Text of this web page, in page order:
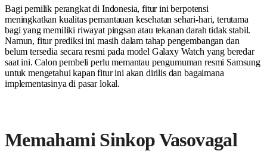
Bagi pemilik perangkat di Indonesia, fitur ini berpotensi
meningkatkan kualitas pemantauan kesehatan sehari-hari, terutama
bagi yang memiliki riwayat pingsan atau tekanan darah tidak stabil.
Namun, fitur prediksi ini masih dalam tahap pengembangan dan
belum tersedia secara resmi pada model Galaxy Watch yang beredar
saat ini. Calon pembeli perlu memantau pengumuman resmi Samsung
untuk mengetahui kapan fitur ini akan dirilis dan bagaimana
implementasinya di pasar lokal.
Memahami Sinkop Vasovagal